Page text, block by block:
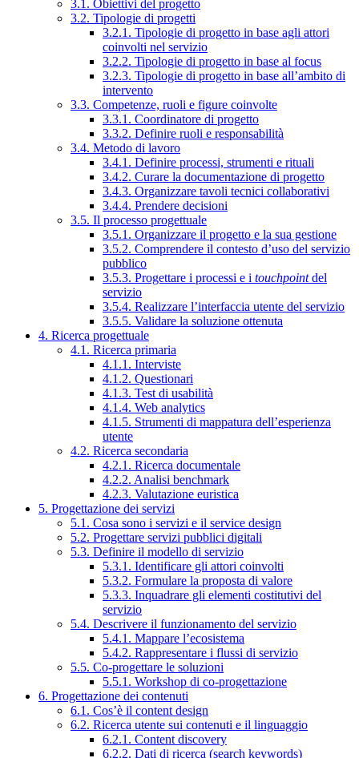
3.1. Obiettivi del progetto
3.2. Tipologie di progetti
3.2.1. Tipologie di progetto in base agli attori
coinvolti nel servizio
3.2.2. Tipologie di progetto in base al focus
3.2.3. Tipologie di progetto in base all’ambito di
intervento
3.3. Competenze, ruoli e figure coinvolte
3.3.1. Coordinatore di progetto
3.3.2. Definire ruoli e responsabilità
3.4. Metodo di lavoro
3.4.1. Definire processi, strumenti e rituali
3.4.2. Curare la documentazione di progetto
3.4.3. Organizzare tavoli tecnici collaborativi
3.4.4. Prendere decisioni
3.5. Il processo progettuale
3.5.1. Organizzare il progetto e la sua gestione
3.5.2. Comprendere il contesto d’uso del servizio
pubblico
3.5.3. Progettare i processi e i touchpointdel
servizio
3.5.4. Realizzare l’interfaccia utente del servizio
3.5.5. Validare la soluzione ottenuta
4. Ricerca progettuale
4.1. Ricerca primaria
4.1.1. Interviste
4.1.2. Questionari
4.1.3. Test di usabilità
4.1.4. Web analytics
4.1.5. Strumenti di mappatura dell’esperienza
utente
4.2. Ricerca secondaria
4.2.1. Ricerca documentale
4.2.2. Analisi benchmark
4.2.3. Valutazione euristica
5. Progettazione dei servizi
5.1. Cosa sono i servizi e il service design
5.2. Progettare servizi pubblici digitali
5.3. Definire il modello di servizio
5.3.1. Identificare gli attori coinvolti
5.3.2. Formulare la proposta di valore
5.3.3. Inquadrare gli elementi costitutivi del
servizio
5.4. Descrivere il funzionamento del servizio
5.4.1. Mappare l’ecosistema
5.4.2. Rappresentare i flussi di servizio
5.5. Co-progettare le soluzioni
5.5.1. Workshop di co-progettazione
6. Progettazione dei contenuti
6.1. Cos’è il content design
6.2. Ricerca utente sui contenuti e il linguaggio
6.2.1. Content discovery
6.2.2. Dati di ricerca (search keywords)